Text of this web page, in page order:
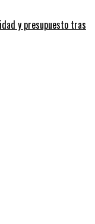
y presupuesto tras